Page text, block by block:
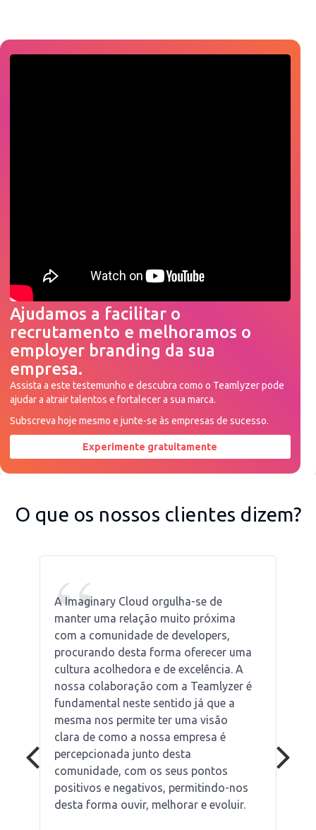
Peça uma demonstração agora
Ajudamos a facilitar o
recrutamento e melhoramos o
employer branding da sua
empresa.
Assista a este testemunho e descubra como o Teamlyzer pode
ajudar a atrair talentos e fortalecer a sua marca.
Subscreva hoje mesmo e junte-se às empresas de sucesso.
Experimente gratuitamente
O que os nossos clientes dizem?
“
A Imaginary Cloud orgulha-se de
manter uma relação muito próxima
com a comunidade de developers,
procurando desta forma oferecer uma
cultura acolhedora e de excelência. A
nossa colaboração com a Teamlyzer é
fundamental neste sentido já que a
mesma nos permite ter uma visão
clara de como a nossa empresa é
percepcionada junto desta
comunidade, com os seus pontos
positivos e negativos, permitindo-nos
desta forma ouvir, melhorar e evoluir.